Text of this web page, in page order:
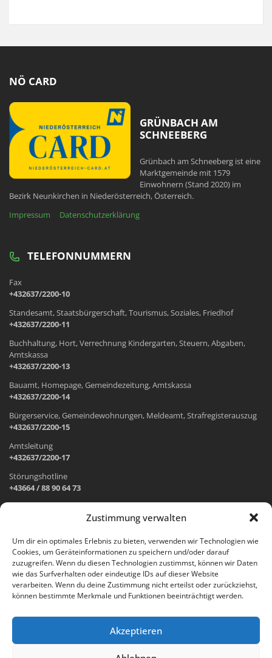
Zustimmung verwalten
Um dir ein optimales Erlebnis zu bieten, verwenden wir Technologien wie
Cookies, um Geräteinformationen zu speichern und/oder darauf
zuzugreifen. Wenn du diesen Technologien zustimmst, können wir Daten
wie das Surfverhalten oder eindeutige IDs auf dieser Website
verarbeiten. Wenn du deine Zustimmung nicht erteilst oder zurückziehst,
können bestimmte Merkmale und Funktionen beeinträchtigt werden.
Akzeptieren
NÖ CARD
GRÜNBACH AM
SCHNEEBERG
Grünbach am Schneeberg ist eine
Marktgemeinde mit 1579
Einwohnern (Stand 2020) im
Bezirk Neunkirchen in Niederösterreich, Österreich.
Impressum
Datenschutzerklärung
TELEFONNUMMERN
Fax
+432637/2200-10
Standesamt, Staatsbürgerschaft, Tourismus, Soziales, Friedhof
+432637/2200-11
Buchhaltung, Hort, Verrechnung Kindergarten, Steuern, Abgaben,
Amtskassa
+432637/2200-13
Bauamt, Homepage, Gemeindezeitung, Amtskassa
+432637/2200-14
Bürgerservice, Gemeindewohnungen, Meldeamt, Strafregisterauszug
+432637/2200-15
Amtsleitung
+432637/2200-17
Störungshotline
+43664 / 88 90 64 73
Wr. Neustädter Straße 1
2733 Grünbach am Schneeberg
Öffnungszeiten Gemeindeamt:
Montag: 8.00 – 12.00 Uhr und 14.00 – 18.00 Uhr
Freitag: 8.00 – 12.00 Uhr
Email: